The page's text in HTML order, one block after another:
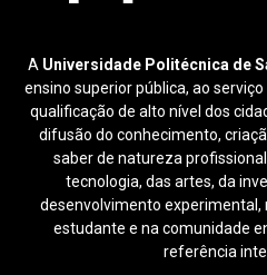
A Universidade Politécnica de
ensino superior pública, ao
qualificação de alto nível dos
difusão do conhecimento,
saber de natureza
tecnologia, das artes, da
desenvolvimento experimental,
estudante e na comunidade
referência